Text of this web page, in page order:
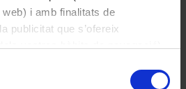
i amb finalitats de
publicitat que s’ofereix
galetes del lloc web de la
les darreres erupcions
fa uns 11.000 anys,
de la península